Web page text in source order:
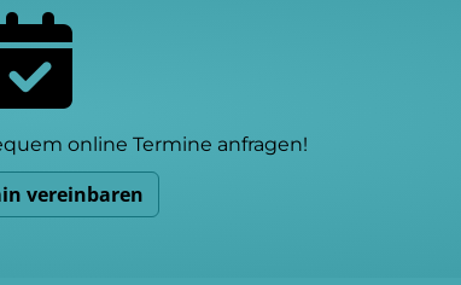
online Termine anfragen!
vereinbaren